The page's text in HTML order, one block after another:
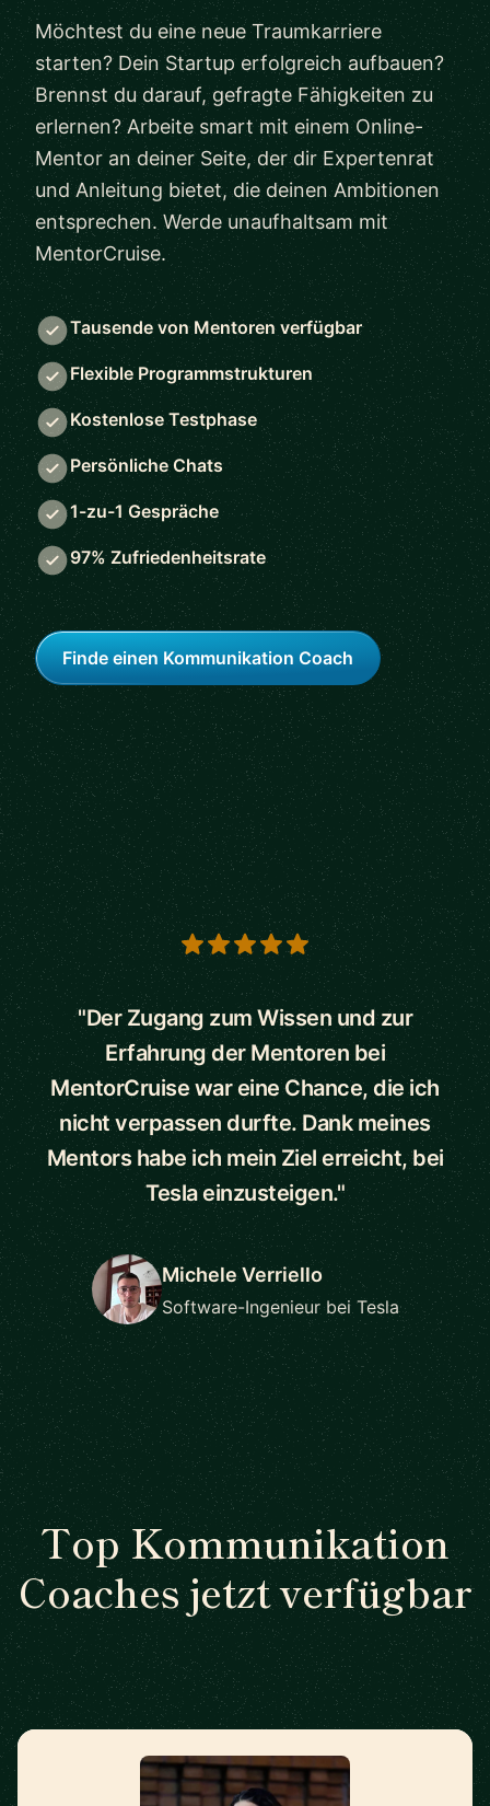
Möchtest du eine neue Traumkarriere
starten? Dein Startup erfolgreich aufbauen?
Brennst du darauf, gefragte Fähigkeiten zu
erlernen? Arbeite smart mit einem Online-
Mentor an deiner Seite, der dir Expertenrat
und Anleitung bietet, die deinen Ambitionen
entsprechen. Werde unaufhaltsam mit
MentorCruise.
Tausende von Mentoren verfügbar
Flexible Programmstrukturen
Kostenlose Testphase
Persönliche Chats
1-zu-1 Gespräche
97% Zufriedenheitsrate
Finde einen Kommunikation Coach
5 out of 5 stars
"Der Zugang zum Wissen und zur
Erfahrung der Mentoren bei
MentorCruise war eine Chance, die ich
nicht verpassen durfte. Dank meines
Mentors habe ich mein Ziel erreicht, bei
Tesla einzusteigen."
Michele Verriello
Software-Ingenieur bei Tesla
Top Kommunikation
Coaches jetzt verfügbar